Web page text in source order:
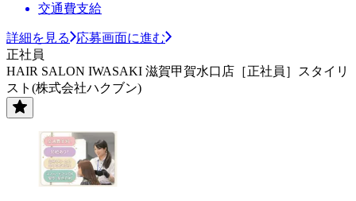
交通費支給
詳細を見る
応募画面に進む
正社員
HAIR SALON IWASAKI 滋賀甲賀水口店［正社員］スタイリ
スト(株式会社ハクブン)